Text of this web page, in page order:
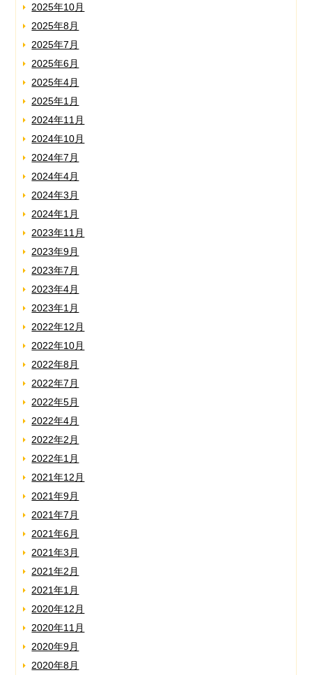
2025年10月
2025年8月
2025年7月
2025年6月
2025年4月
2025年1月
2024年11月
2024年10月
2024年7月
2024年4月
2024年3月
2024年1月
2023年11月
2023年9月
2023年7月
2023年4月
2023年1月
2022年12月
2022年10月
2022年8月
2022年7月
2022年5月
2022年4月
2022年2月
2022年1月
2021年12月
2021年9月
2021年7月
2021年6月
2021年3月
2021年2月
2021年1月
2020年12月
2020年11月
2020年9月
2020年8月